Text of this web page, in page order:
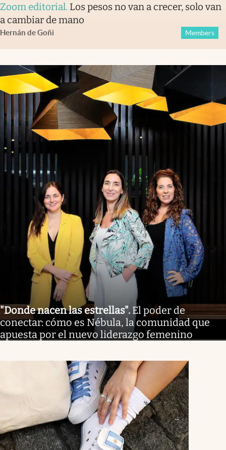
Zoom editorial. Los pesos no van a crecer, solo van
a cambiar de mano
Hernán de Goñi Members
"Donde nacen las estrellas". El poder de
conectar: cómo es Nébula, la comunidad que
apuesta por el nuevo liderazgo femenino